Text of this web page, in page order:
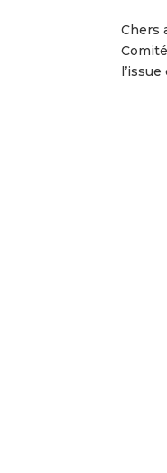
Chers